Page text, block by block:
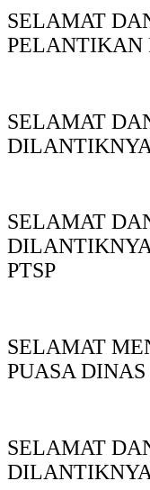
SELAMAT
PELANTIKAN
SELAMAT
SELAMAT
PTSP
SELAMAT
PUASA
SELAMAT